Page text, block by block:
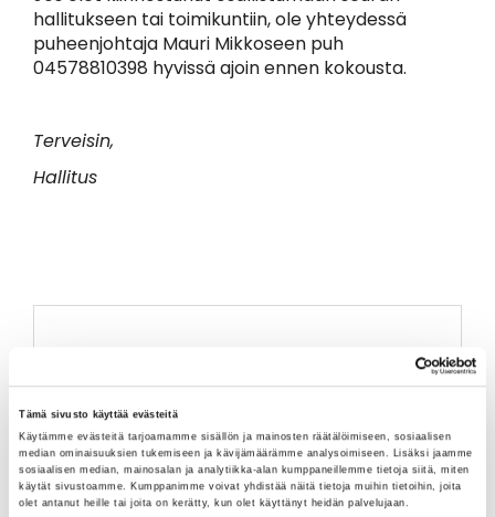
Tämä sivusto käyttää evästeitä
Käytämme evästeitä tarjoamamme sisällön ja mainosten räätälöimiseen, sosiaalisen
median ominaisuuksien tukemiseen ja kävijämäärämme analysoimiseen. Lisäksi jaamme
sosiaalisen median, mainosalan ja analytiikka-alan kumppaneillemme tietoja siitä, miten
käytät sivustoamme. Kumppanimme voivat yhdistää näitä tietoja muihin tietoihin, joita
olet antanut heille tai joita on kerätty, kun olet käyttänyt heidän palvelujaan.
hallitukseen tai toimikuntiin, ole yhteydessä
puheenjohtaja Mauri Mikkoseen puh
04578810398 hyvissä ajoin ennen kokousta.
Terveisin,
Hallitus
Iitin Golfseuran syyskokous ja seurailta
ILMOITTAUDU